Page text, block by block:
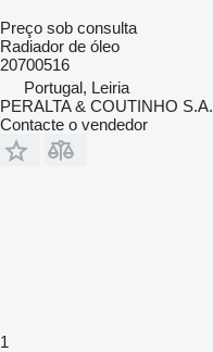
Preço sob consulta
Radiador de óleo
20700516
Portugal, Leiria
PERALTA & COUTINHO S.A.
Contacte o vendedor
1